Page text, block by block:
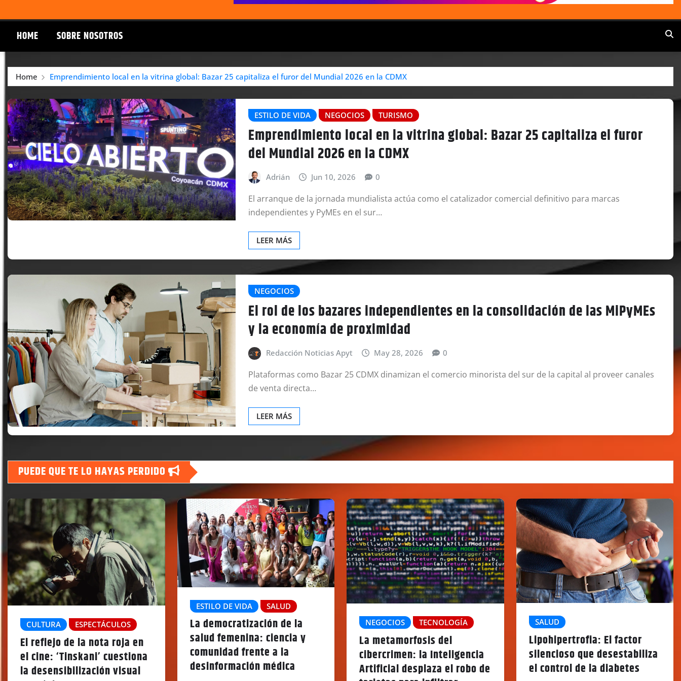
HOME SOBRE NOSOTROS
Home Emprendimiento local en la vitrina global: Bazar 25 capitaliza el furor del Mundial 2026 en la CDMX
ESTILO DE VIDA NEGOCIOS TURISMO
Emprendimiento local en la vitrina global: Bazar 25 capitaliza el furor
del Mundial 2026 en la CDMX
Adrián Jun 10, 2026 0
El arranque de la jornada mundialista actúa como el catalizador comercial definitivo para marcas
independientes y PyMEs en el sur…
LEER MÁS
NEGOCIOS
El rol de los bazares independientes en la consolidación de las MiPyMEs
y la economía de proximidad
Redacción Noticias Apyt May 28, 2026 0
Plataformas como Bazar 25 CDMX dinamizan el comercio minorista del sur de la capital al proveer canales
de venta directa…
LEER MÁS
PUEDE QUE TE LO HAYAS PERDIDO
CULTURA ESPECTÁCULOS
El reflejo de la nota roja en
el cine: ‘Tinskani’ cuestiona
la desensibilización visual
ESTILO DE VIDA SALUD
La democratización de la
salud femenina: ciencia y
comunidad frente a la
desinformación médica
NEGOCIOS TECNOLOGÍA
La metamorfosis del
cibercrimen: la Inteligencia
Artificial desplaza el robo de
SALUD
Lipohipertrofia: El factor
silencioso que desestabiliza
el control de la diabetes